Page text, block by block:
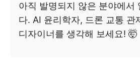
아직 발명되지 않은 분야에서
다. AI 윤리학자, 드론 교통 관
디자이너를 생각해 보세요! 🤯